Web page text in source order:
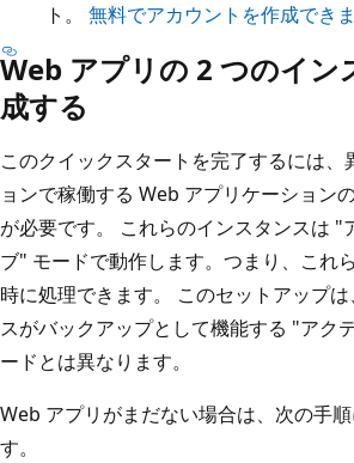
ト。 無料でアカウントを作成でき
Web アプリの 2 つのイン
成する
このクイックスタートを完了するには、
ョンで稼働する Web アプリケーション
が必要です。 これらのインスタンスは "
ブ" モードで動作します。つまり、これ
時に処理できます。
このセットアップ
スがバックアップとして機能する "アク
ードとは異なります。
Web アプリがまだない場合は、次の手
す。